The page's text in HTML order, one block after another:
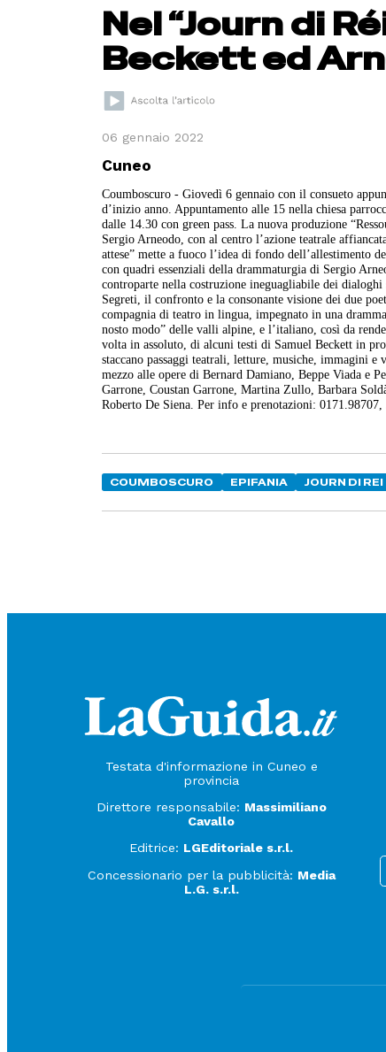
Nel “Journ di
Beckett ed
06 gennaio 2022
Cuneo
Coumboscuro - Giovedì 6 gennaio con il consueto
d’inizio anno. Appuntamento alle 15 nella chiesa
dalle 14.30 con green pass. La nuova produzione
Sergio Arneodo, con al centro l’azione teatrale
attese” mette a fuoco l’idea di fondo dell’allestimento
con quadri essenziali della drammaturgia di Sergio
controparte nella costruzione ineguagliabile dei
Segreti, il confronto e la consonante visione dei due
compagnia di teatro in lingua, impegnato in una
nosto modo” delle valli alpine, e l’italiano, così da
volta in assoluto, di alcuni testi di Samuel Beckett in
staccano passaggi teatrali, letture, musiche, immagini
mezzo alle opere di Bernard Damiano, Beppe Viada e
Garrone, Coustan Garrone, Martina Zullo, Barbara
Roberto De Siena. Per info e prenotazioni:
COUMBOSCURO EPIFANIA JOURN DI REI
Testata d'informazione in Cuneo e
provincia
Direttore responsabile: Massimiliano
Cavallo
Editrice: LGEditoriale s.r.l.
Concessionario per la pubblicità: Media
L.G. s.r.l.